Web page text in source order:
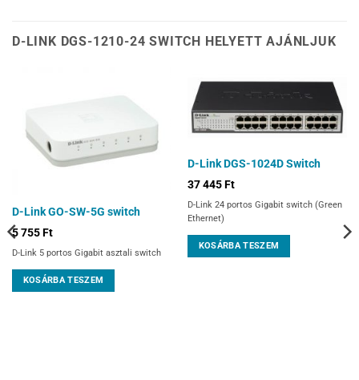
D-LINK DGS-1210-24 SWITCH HELYETT AJÁNLJUK
D-Link GO-SW-5G switch
5 755Ft
D-Link 5 portos Gigabit asztali switch
KOSÁRBA TESZEM
D-Link DGS-1024D Switch
37 445Ft
D-Link 24 portos Gigabit switch (Green
Ethernet)
KOSÁRBA TESZEM